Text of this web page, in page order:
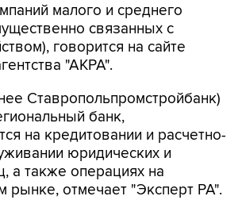
малого и среднего
связанных с
говорится на сайте
"АКРА".
Ставропольпромстройбанк)
банк,
на кредитовании и расчетно-
юридических и
а также операциях на
рынке, отмечает "Эксперт РА".